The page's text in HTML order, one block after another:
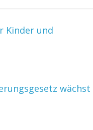
Kinder und
wächst